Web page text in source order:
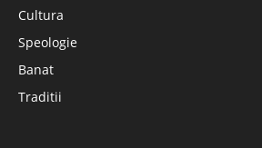
Cultura
Speologie
Banat
Traditii